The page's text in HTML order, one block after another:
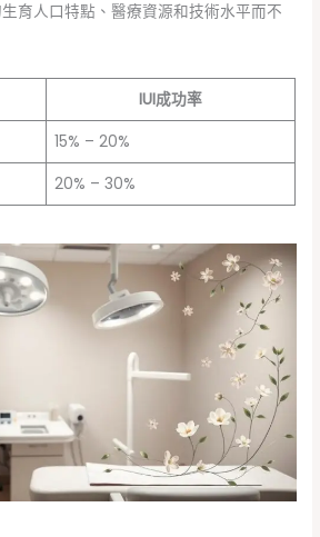
育人口特點、醫療資源和技術水平而不
IUI成功率
15% – 20%
20% – 30%